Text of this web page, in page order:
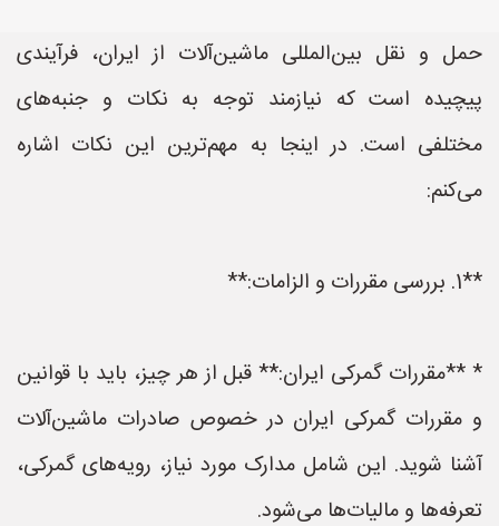
حمل و نقل بین‌المللی ماشین‌آلات از ایران، فرآیندی
پیچیده است که نیازمند توجه به نکات و جنبه‌های
مختلفی است. در اینجا به مهم‌ترین این نکات اشاره
می‌کنم:
**1. بررسی مقررات و الزامات:**
* **مقررات گمرکی ایران:** قبل از هر چیز، باید با قوانین
و مقررات گمرکی ایران در خصوص صادرات ماشین‌آلات
آشنا شوید. این شامل مدارک مورد نیاز، رویه‌های گمرکی،
تعرفه‌ها و مالیات‌ها می‌شود.